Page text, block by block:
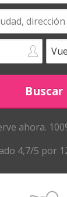
ahora.
4,7/5 por